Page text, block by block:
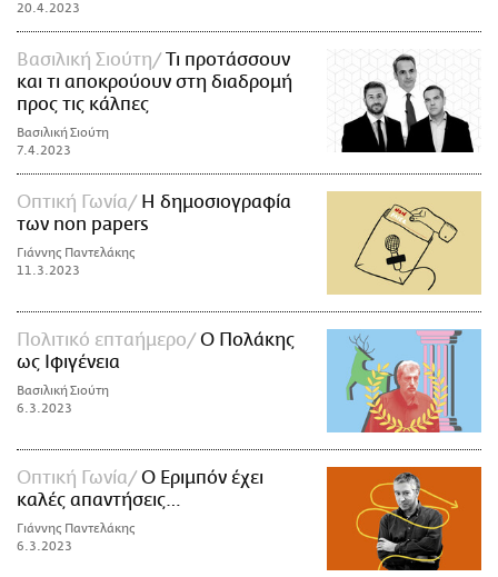
20.4.2023
Βασιλική Σιούτη
Τι προτάσσουν
και τι αποκρούουν στη διαδρομή
προς τις κάλπες
Βασιλική Σιούτη
7.4.2023
Οπτική Γωνία
Η δημοσιογραφία
των non papers
Γιάννης Παντελάκης
11.3.2023
Πολιτικό επταήμερο
Ο Πολάκης
ως Ιφιγένεια
Βασιλική Σιούτη
6.3.2023
Οπτική Γωνία
Ο Εριμπόν έχει
καλές απαντήσεις…
Γιάννης Παντελάκης
6.3.2023